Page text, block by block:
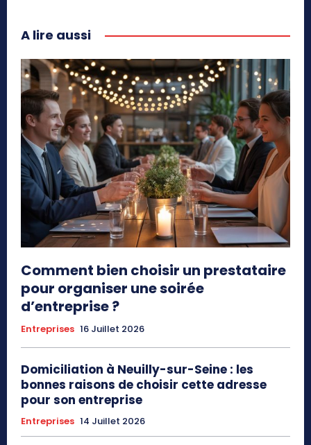
A lire aussi
Comment bien choisir un prestataire
pour organiser une soirée
d’entreprise ?
Entreprises 16 Juillet 2026
Domiciliation à Neuilly-sur-Seine : les
bonnes raisons de choisir cette adresse
pour son entreprise
Entreprises 14 Juillet 2026